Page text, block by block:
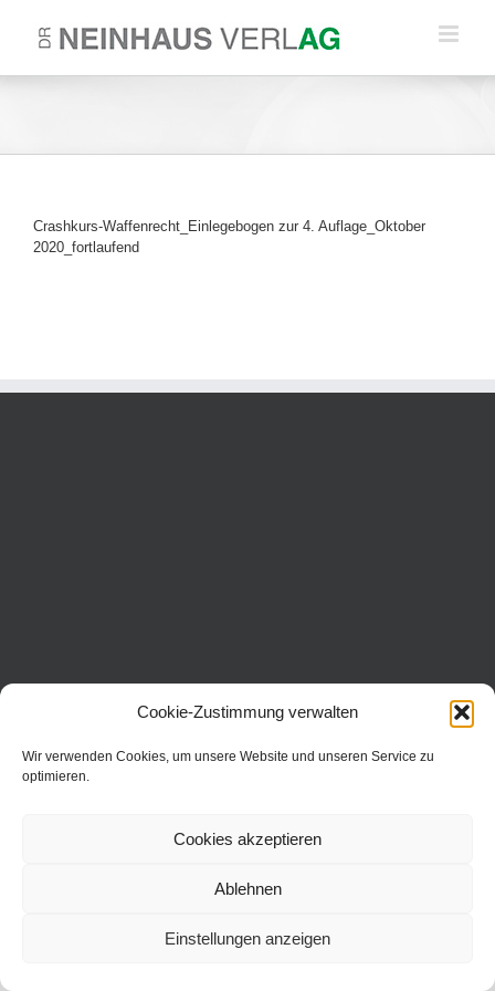
Cookie-Zustimmung verwalten
Wir verwenden Cookies, um unsere Website und unseren Service zu
optimieren.
Cookies akzeptieren
Ablehnen
Einstellungen anzeigen
springen
Crashkurs-Waffenrecht_Einlegebogen zur 4. Auflage_Oktober
2020_fortlaufend
Stuttgart | All Rights Reserved |